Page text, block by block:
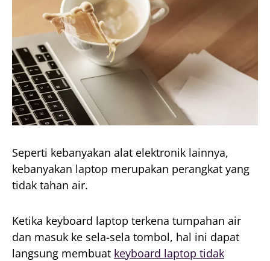
Seperti kebanyakan alat elektronik lainnya,
kebanyakan laptop merupakan perangkat yang
tidak tahan air.
Ketika keyboard laptop terkena tumpahan air
dan masuk ke sela-sela tombol, hal ini dapat
langsung membuat keyboard laptop tidak